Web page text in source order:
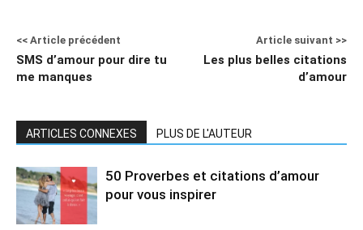
<< Article précédent
SMS d’amour pour dire tu
me manques
Article suivant >>
Les plus belles citations
d’amour
ARTICLES CONNEXES PLUS DE L'AUTEUR
50 Proverbes et citations d’amour
pour vous inspirer